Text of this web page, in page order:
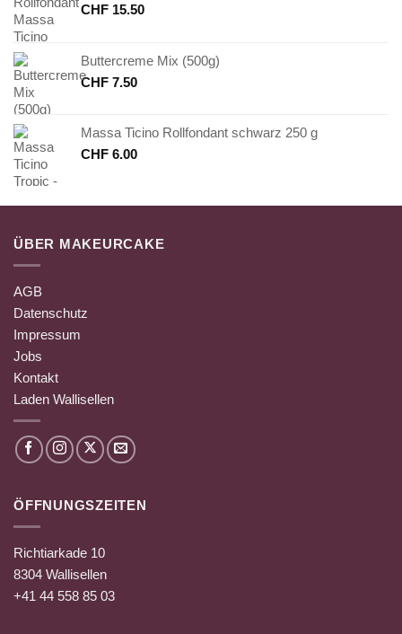
CHF 15.50
Buttercreme Mix (500g)
CHF 7.50
Massa Ticino Rollfondant schwarz 250 g
CHF 6.00
ÜBER MAKEURCAKE
AGB
Datenschutz
Impressum
Jobs
Kontakt
Laden Wallisellen
ÖFFNUNGSZEITEN
Richtiarkade 10
8304 Wallisellen
+41 44 558 85 03